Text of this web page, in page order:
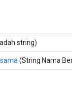
string)
(String Nama